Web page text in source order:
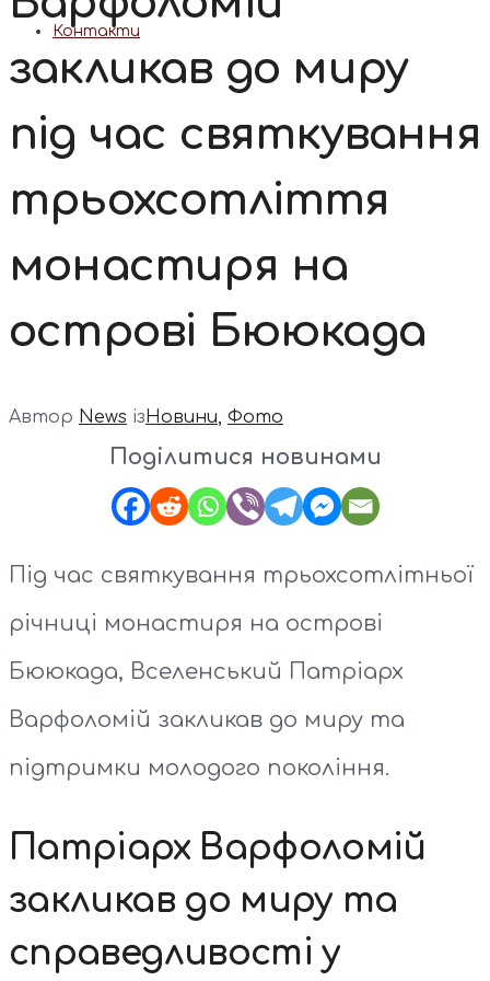
Контакти
закликав до миру
під час святкування
трьохсотліття
монастиря на
острові Бююкада
Автор News ізНовини, Фото
Поділитися новинами
Під час святкування трьохсотлітньої
річниці монастиря на острові
Бююкада, Вселенський Патріарх
Варфоломій закликав до миру та
підтримки молодого покоління.
Патріарх Варфоломій
закликав до миру та
справедливості у